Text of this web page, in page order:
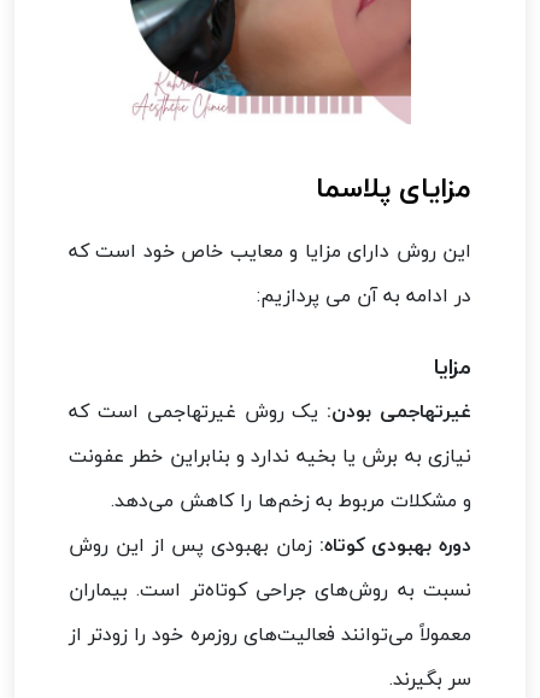
مزایای پلاسما
این روش دارای مزایا و معایب خاص خود است که
در ادامه به آن می پردازیم:
مزایا
غیرتهاجمی بودن: یک روش غیرتهاجمی است که
نیازی به برش یا بخیه ندارد و بنابراین خطر عفونت
و مشکلات مربوط به زخم‌ها را کاهش می‌دهد.
دوره بهبودی کوتاه: زمان بهبودی پس از این روش
نسبت به روش‌های جراحی کوتاه‌تر است. بیماران
معمولاً می‌توانند فعالیت‌های روزمره خود را زودتر از
سر بگیرند.